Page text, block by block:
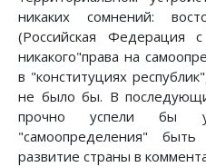
никаких сомнений:
(Российская Федерация
никакого"права на
в "конституциях
не было бы. В
прочно успели бы
"самоопределения"
развитие страны в